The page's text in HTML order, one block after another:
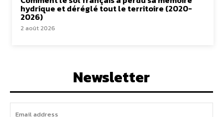
hydrique et déréglé tout le territoire (2020-
2026)
2 août 2026
Newsletter